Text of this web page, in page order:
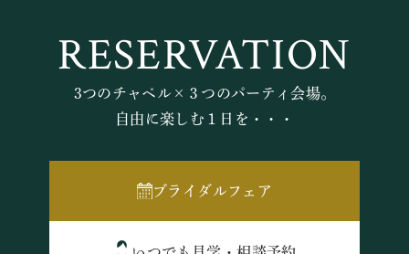
RESERVATION
3つのチャペル×３つのパーティ会場。
自由に楽しむ１日を・・・
ブライダルフェア